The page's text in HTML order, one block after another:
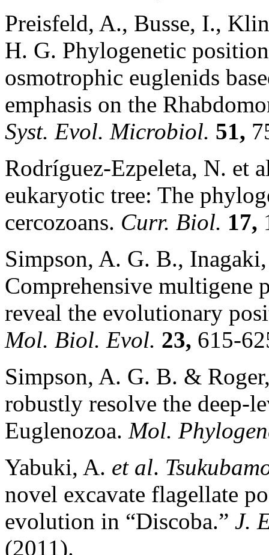
Preisfeld, A., Busse, I.,
H. G. Phylogenetic
osmotrophic euglenids
emphasis on the
Syst. Evol. Microbiol. 51,
Rodríguez-Ezpeleta, N. et
eukaryotic tree: The
cercozoans. Curr. Biol. 17,
Simpson, A. G. B.,
Comprehensive multigene
reveal the evolutionary
Mol. Biol. Evol. 23, 615-
Simpson, A. G. B. &
robustly resolve the deep-
Euglenozoa. Mol.
Yabuki, A. et al.
novel excavate flagellate
evolution in “Discoba.” J.
(2011).